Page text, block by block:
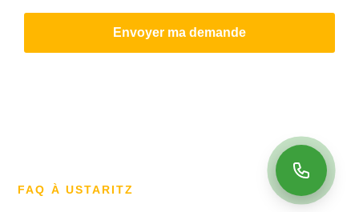
Envoyer ma demande
FAQ À USTARITZ